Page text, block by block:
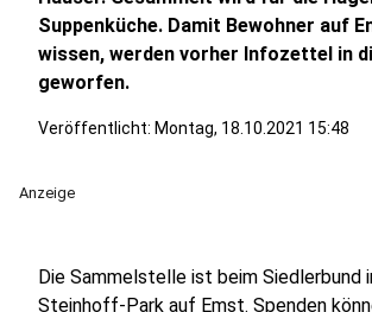
Suppenküche. Damit Bewohner auf
wissen, werden vorher Infozettel in
geworfen.
Veröffentlicht: Montag, 18.10.2021 15:48
Anzeige
Die Sammelstelle ist beim Siedlerbund
Steinhoff-Park auf Emst. Spenden